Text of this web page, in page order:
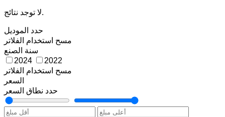
لا توجد نتائج.
حدد الموديل
مسح استخدام الفلاتر
سنة الصنع
2024
2022
مسح استخدام الفلاتر
السعر
حدد نطاق السعر